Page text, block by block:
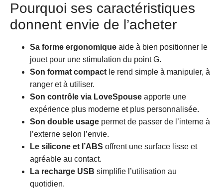
Pourquoi ses caractéristiques
donnent envie de l’acheter
Sa forme ergonomique aide à bien positionner le
jouet pour une stimulation du point G.
Son format compact le rend simple à manipuler, à
ranger et à utiliser.
Son contrôle via LoveSpouse apporte une
expérience plus moderne et plus personnalisée.
Son double usage permet de passer de l’interne à
l’externe selon l’envie.
Le silicone et l’ABS offrent une surface lisse et
agréable au contact.
La recharge USB simplifie l’utilisation au
quotidien.